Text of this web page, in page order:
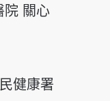
院 關心
健康署